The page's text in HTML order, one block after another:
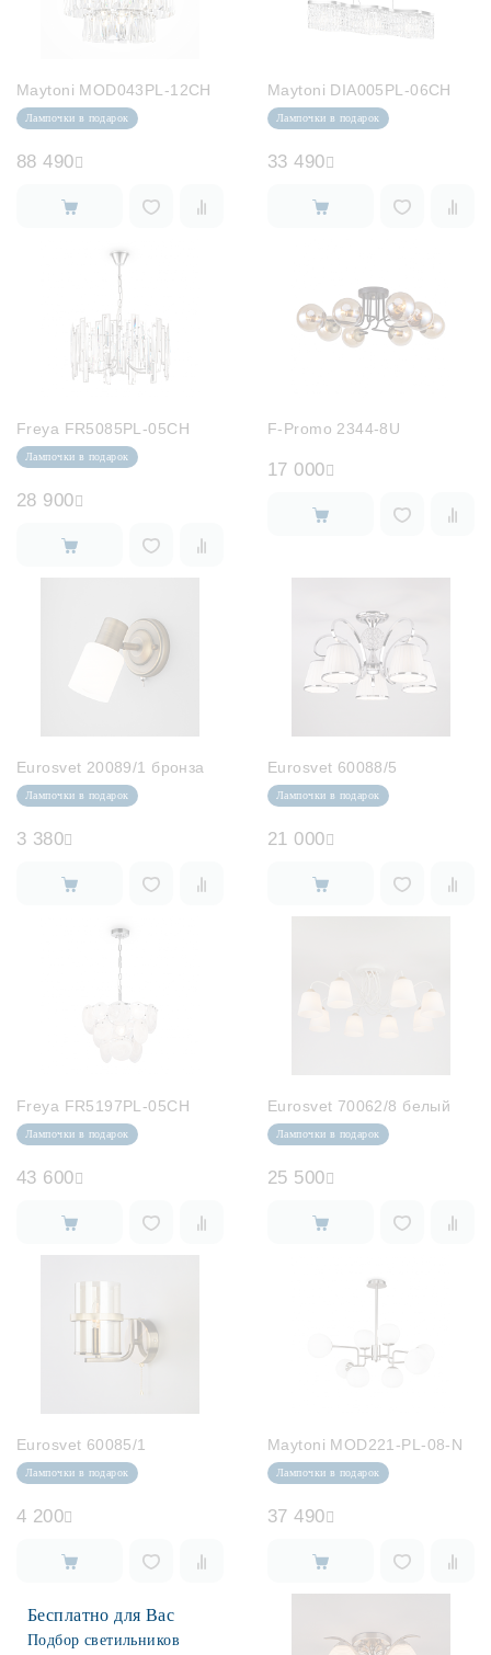
Maytoni MOD043PL-12CH
Лампочки в подарок
88 490
Maytoni DIA005PL-06CH
Лампочки в подарок
33 490
Freya FR5085PL-05CH
Лампочки в подарок
28 900
F-Promo 2344-8U
17 000
Eurosvet 20089/1 бронза
Лампочки в подарок
3 380
Eurosvet 60088/5
Лампочки в подарок
21 000
Freya FR5197PL-05CH
Лампочки в подарок
43 600
Eurosvet 70062/8 белый
Лампочки в подарок
25 500
Eurosvet 60085/1
Лампочки в подарок
4 200
Maytoni MOD221-PL-08-N
Лампочки в подарок
37 490
Бесплатно для Вас
Подбор светильников